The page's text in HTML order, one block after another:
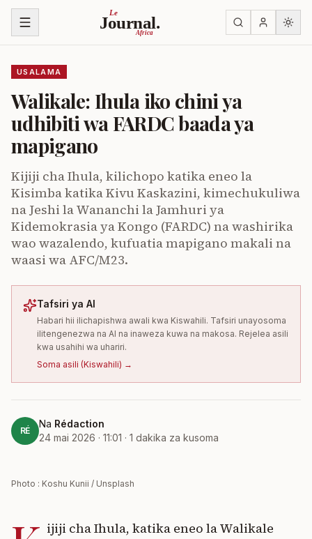
Ruka kwenye yaliyomo
Le
Journal.
Africa
USALAMA
Walikale: Ihula iko chini ya
udhibiti wa FARDC baada ya
mapigano
Kijiji cha Ihula, kilichopo katika eneo la
Kisimba katika Kivu Kaskazini, kimechukuliwa
na Jeshi la Wananchi la Jamhuri ya
Kidemokrasia ya Kongo (FARDC) na washirika
wao wazalendo, kufuatia mapigano makali na
waasi wa AFC/M23.
Tafsiri ya AI
Habari hii ilichapishwa awali kwa Kiswahili. Tafsiri unayosoma
ilitengenezwa na AI na inaweza kuwa na makosa. Rejelea asili
kwa usahihi wa uhariri.
Soma asili (Kiswahili) →
RÉ
Na Rédaction
24 mai 2026 · 11:01 · 1 dakika za kusoma
Photo : Koshu Kunii / Unsplash
ijiji cha Ihula, katika eneo la Walikale